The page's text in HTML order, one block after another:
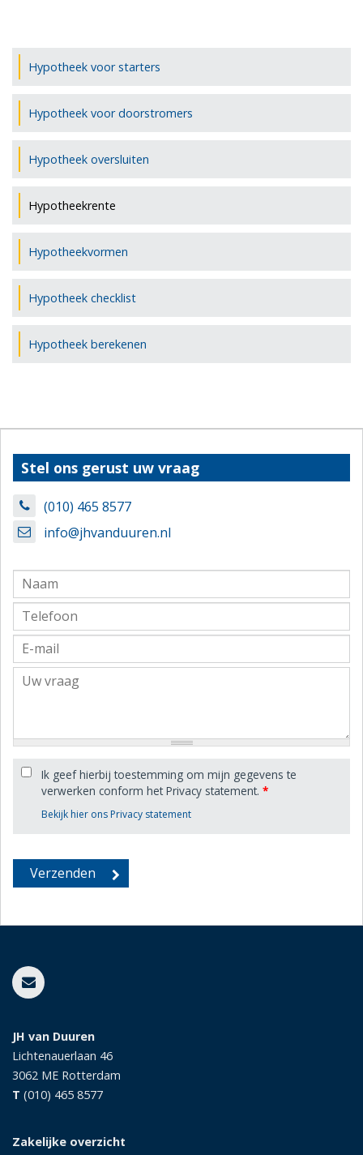
Hypotheek voor starters
Hypotheek voor doorstromers
Hypotheek oversluiten
Hypotheekrente
Hypotheekvormen
Hypotheek checklist
Hypotheek berekenen
Stel ons gerust uw vraag
(010) 465 8577
info@jhvanduuren.nl
Ik geef hierbij toestemming om mijn gegevens te
verwerken conform het Privacy statement. *
Bekijk hier ons Privacy statement
JH van Duuren
Lichtenauerlaan 46
3062 ME Rotterdam
T (010) 465 8577
Zakelijke overzicht